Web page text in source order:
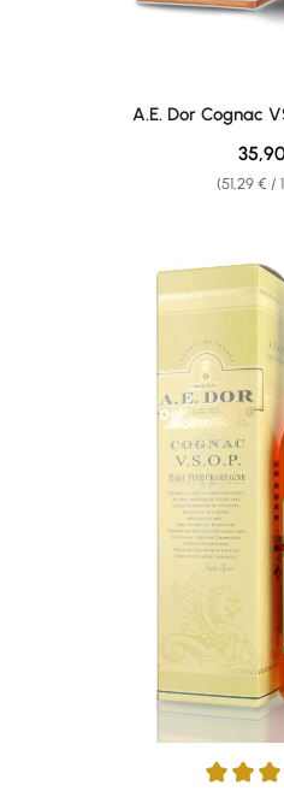
A.E. Dor Cognac
(51,29 € /